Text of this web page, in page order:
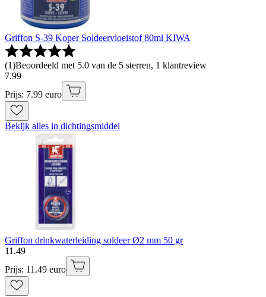
Griffon S-39 Koper Soldeervloeistof 80ml KIWA
(1)Beoordeeld met 5.0 van de 5 sterren, 1 klantreview
7.99
Prijs: 7.99 euro
Bekijk alles in dichtingsmiddel
Griffon drinkwaterleiding soldeer Ø2 mm 50 gr
11.49
Prijs: 11.49 euro